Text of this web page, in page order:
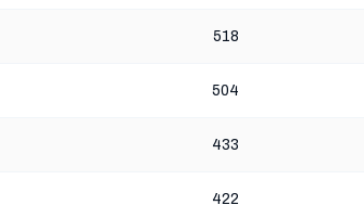
518
504
433
422